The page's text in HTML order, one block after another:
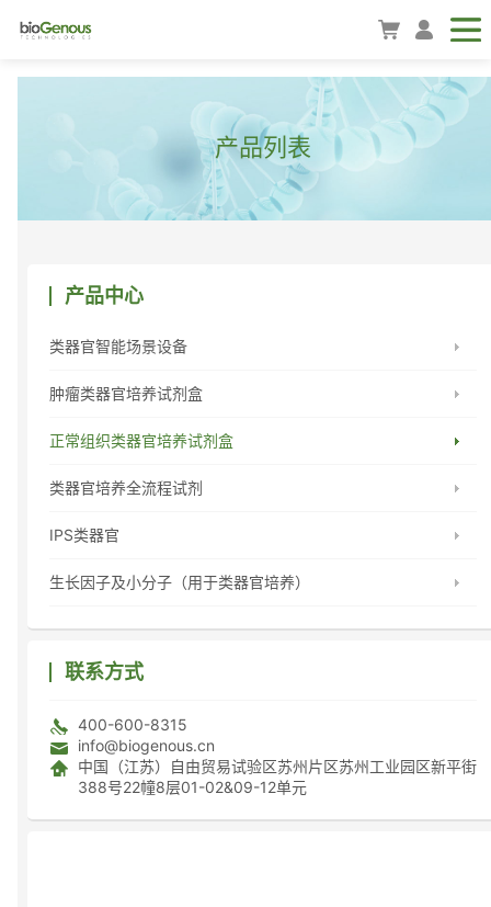
产品列表
产品中心
类器官智能场景设备
肿瘤类器官培养试剂盒
正常组织类器官培养试剂盒
类器官培养全流程试剂
IPS类器官
生长因子及小分子（用于类器官培养）
联系方式
400-600-8315
info@biogenous.cn
中国（江苏）自由贸易试验区苏州片区苏州工业园区新平街
388号22幢8层01-02&09-12单元